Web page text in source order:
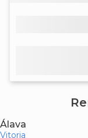
Álava
Vitoria